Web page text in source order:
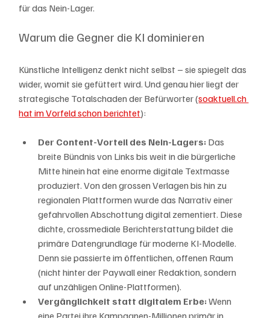
für das Nein-Lager.
Warum die Gegner die KI dominieren
Künstliche Intelligenz denkt nicht selbst – sie spiegelt das
wider, womit sie gefüttert wird. Und genau hier liegt der
strategische Totalschaden der Befürworter (soaktuell.ch
hat im Vorfeld schon berichtet):
Der Content-Vorteil des Nein-Lagers: Das
breite Bündnis von Links bis weit in die bürgerliche
Mitte hinein hat eine enorme digitale Textmasse
produziert. Von den grossen Verlagen bis hin zu
regionalen Plattformen wurde das Narrativ einer
gefahrvollen Abschottung digital zementiert. Diese
dichte, crossmediale Berichterstattung bildet die
primäre Datengrundlage für moderne KI-Modelle.
Denn sie passierte im öffentlichen, offenen Raum
(nicht hinter der Paywall einer Redaktion, sondern
auf unzähligen Online-Plattformen).
Vergänglichkeit statt digitalem Erbe: Wenn
eine Partei ihre Kampagnen-Millionen primär in